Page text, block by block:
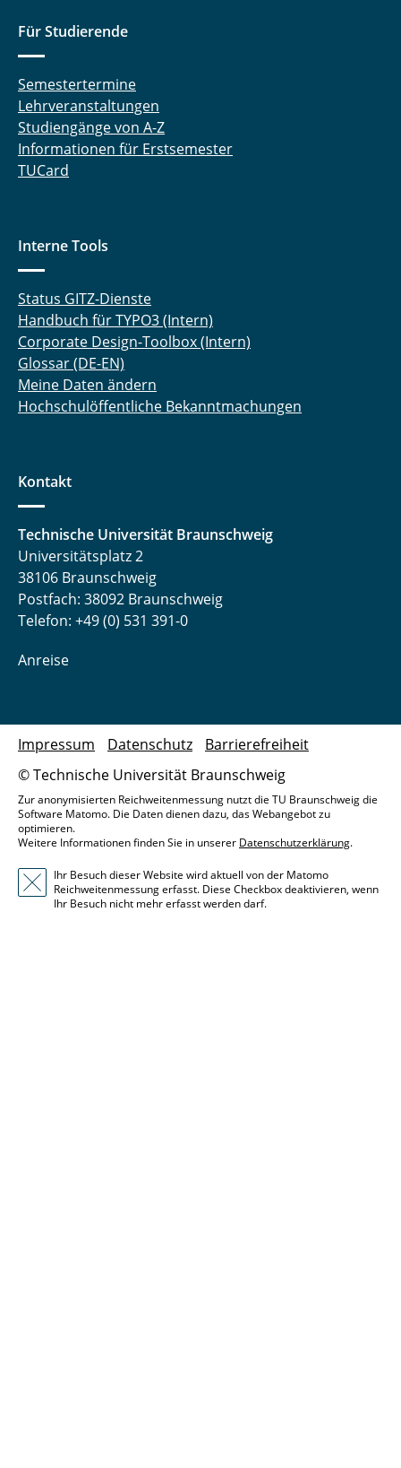
Für Studierende
Semestertermine
Lehrveranstaltungen
Studiengänge von A-Z
Informationen für Erstsemester
TUCard
Interne Tools
Status GITZ-Dienste
Handbuch für TYPO3 (Intern)
Corporate Design-Toolbox (Intern)
Glossar (DE-EN)
Meine Daten ändern
Hochschulöffentliche Bekanntmachungen
Kontakt
Technische Universität Braunschweig
Universitätsplatz 2
38106 Braunschweig
Postfach: 38092 Braunschweig
Telefon: +49 (0) 531 391-0
Anreise
© Technische Universität Braunschweig
Impressum Datenschutz Barrierefreiheit
Zur anonymisierten Reichweitenmessung nutzt die TU Braunschweig die
Software Matomo. Die Daten dienen dazu, das Webangebot zu
optimieren.
Weitere Informationen finden Sie in unserer Datenschutzerklärung.
Ihr Besuch dieser Website wird aktuell von der Matomo
Reichweitenmessung erfasst. Diese Checkbox deaktivieren, wenn
Ihr Besuch nicht mehr erfasst werden darf.